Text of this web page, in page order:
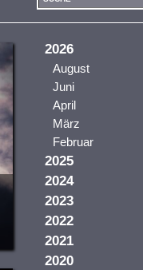
2026
August
Juni
April
März
Februar
2025
2024
2023
2022
2021
2020